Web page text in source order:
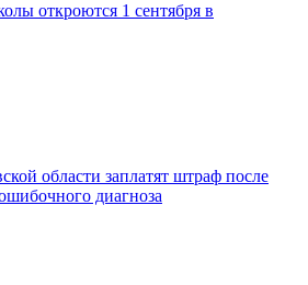
откроются 1 сентября в
области заплатят штраф после
диагноза